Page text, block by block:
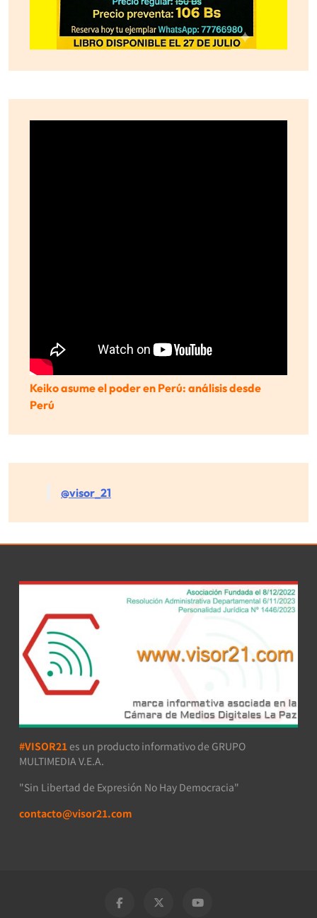
Keiko asume el poder en Perú: análisis desde
Perú
@visor_21
#VISOR21 es un producto informativo de GRUPO
MULTIMEDIA V.E.A.
"Sin Libertad de Expresión No Hay Democracia"
contacto@visor21.com